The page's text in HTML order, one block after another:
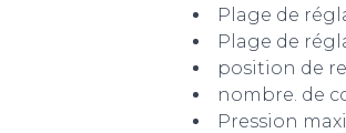
Plage de
Plage de
position de
nombre. de
Pression